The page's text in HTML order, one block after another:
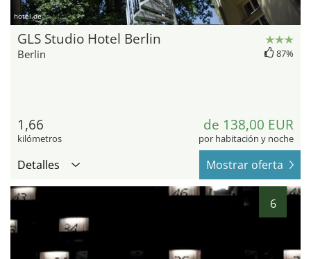
hotel.de
GLS Studio Hotel Berlin
Berlin 87%
1,66
kilómetros
de 138,00 EUR
por habitación y noche
Detalles Mostrar oferta
6